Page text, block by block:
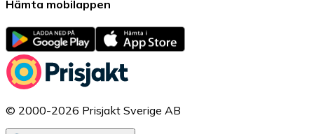
Hämta mobilappen
© 2000-2026 Prisjakt Sverige AB